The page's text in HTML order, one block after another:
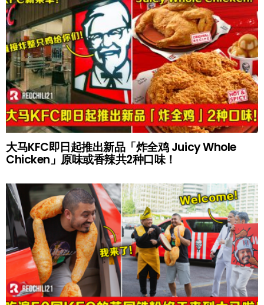
大马KFC即日起推出新品「炸全鸡 Juicy Whole
Chicken」原味或香辣共2种口味！